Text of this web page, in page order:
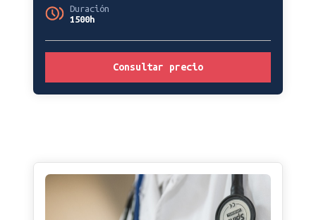
Duración
1500h
Consultar precio